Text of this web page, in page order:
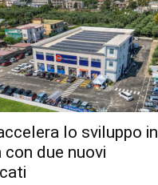
lo sviluppo in
con due nuovi